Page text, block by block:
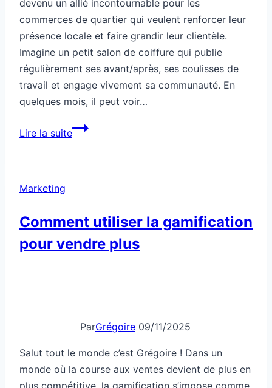
devenu un allié incontournable pour les
commerces de quartier qui veulent renforcer leur
présence locale et faire grandir leur clientèle.
Imagine un petit salon de coiffure qui publie
régulièrement ses avant/après, ses coulisses de
travail et engage vivement sa communauté. En
quelques mois, il peut voir…
Lire la suiteComment
commerce
de
Marketing
Comment utiliser la gamification
pour vendre plus
ParGrégoire 09/11/2025
Salut tout le monde c’est Grégoire ! Dans un
monde où la course aux ventes devient de plus en
plus compétitive, la gamification s’impose comme